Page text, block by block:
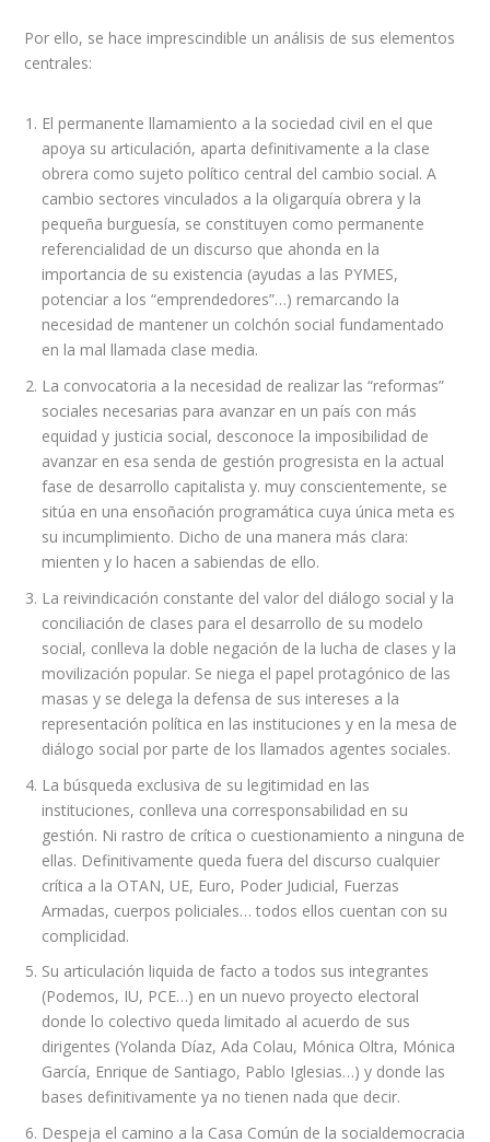
Por ello, se hace imprescindible un análisis de sus elementos
centrales:
El permanente llamamiento a la sociedad civil en el que
apoya su articulación, aparta definitivamente a la clase
obrera como sujeto político central del cambio social. A
cambio sectores vinculados a la oligarquía obrera y la
pequeña burguesía, se constituyen como permanente
referencialidad de un discurso que ahonda en la
importancia de su existencia (ayudas a las PYMES,
potenciar a los “emprendedores”…) remarcando la
necesidad de mantener un colchón social fundamentado
en la mal llamada clase media.
La convocatoria a la necesidad de realizar las “reformas”
sociales necesarias para avanzar en un país con más
equidad y justicia social, desconoce la imposibilidad de
avanzar en esa senda de gestión progresista en la actual
fase de desarrollo capitalista y. muy conscientemente, se
sitúa en una ensoñación programática cuya única meta es
su incumplimiento. Dicho de una manera más clara:
mienten y lo hacen a sabiendas de ello.
La reivindicación constante del valor del diálogo social y la
conciliación de clases para el desarrollo de su modelo
social, conlleva la doble negación de la lucha de clases y la
movilización popular. Se niega el papel protagónico de las
masas y se delega la defensa de sus intereses a la
representación política en las instituciones y en la mesa de
diálogo social por parte de los llamados agentes sociales.
La búsqueda exclusiva de su legitimidad en las
instituciones, conlleva una corresponsabilidad en su
gestión. Ni rastro de crítica o cuestionamiento a ninguna de
ellas. Definitivamente queda fuera del discurso cualquier
crítica a la OTAN, UE, Euro, Poder Judicial, Fuerzas
Armadas, cuerpos policiales… todos ellos cuentan con su
complicidad.
Su articulación liquida de facto a todos sus integrantes
(Podemos, IU, PCE…) en un nuevo proyecto electoral
donde lo colectivo queda limitado al acuerdo de sus
dirigentes (Yolanda Díaz, Ada Colau, Mónica Oltra, Mónica
García, Enrique de Santiago, Pablo Iglesias…) y donde las
bases definitivamente ya no tienen nada que decir.
Despeja el camino a la Casa Común de la socialdemocracia